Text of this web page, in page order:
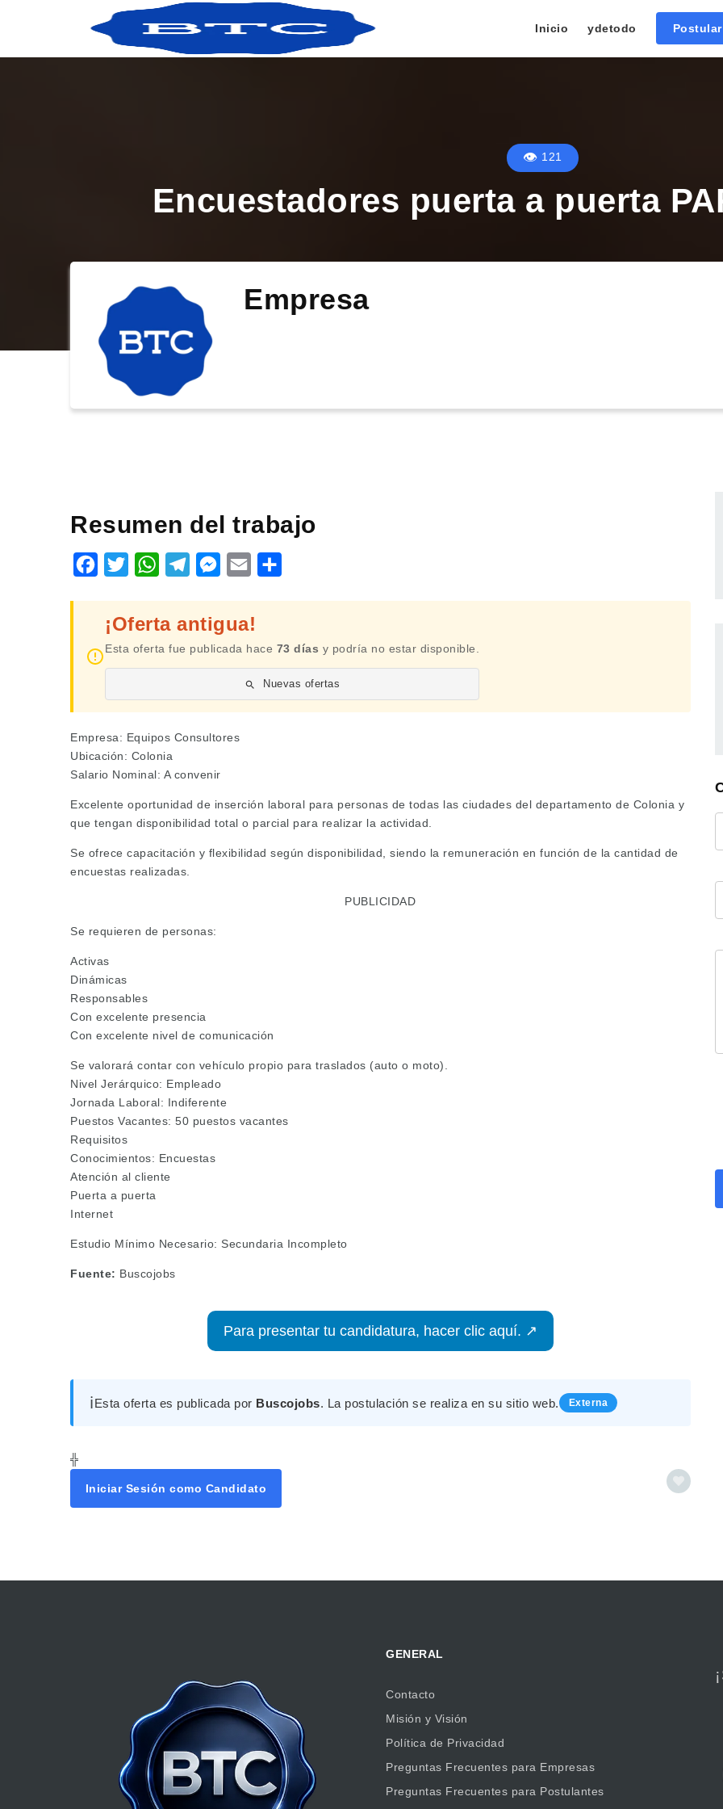
Inicio ydetodo
121
Encuestadores puerta a puerta
Empresa
Resumen del trabajo
Facebook
TwitterWhatsAppTelegramMessenger
Email
¡Oferta antigua!
Esta oferta fue publicada hace 73 días y podría no estar disponible.
Nuevas ofertas
Empresa: Equipos Consultores
Ubicación: Colonia
Salario Nominal: A convenir
Excelente oportunidad de inserción laboral para personas de todas las ciudades del departamento de Colonia y
que tengan disponibilidad total o parcial para realizar la actividad.
Se ofrece capacitación y flexibilidad según disponibilidad, siendo la remuneración en función de la cantidad de
encuestas realizadas.
PUBLICIDAD
Se requieren de personas:
Activas
Dinámicas
Responsables
Con excelente presencia
Con excelente nivel de comunicación
Se valorará contar con vehículo propio para traslados (auto o moto).
Nivel Jerárquico: Empleado
Jornada Laboral: Indiferente
Puestos Vacantes: 50 puestos vacantes
Requisitos
Conocimientos: Encuestas
Atención al cliente
Puerta a puerta
Internet
Estudio Mínimo Necesario: Secundaria Incompleto
Fuente: Buscojobs
Para presentar tu candidatura, hacer clic aquí. ↗
ℹ️Esta oferta es publicada por Buscojobs. La postulación se realiza en su sitio web. Externa
╬
Iniciar Sesión como Candidato
GENERAL
Contacto
Misión y Visión
Política de Privacidad
Preguntas Frecuentes para Empresas
Preguntas Frecuentes para Postulantes